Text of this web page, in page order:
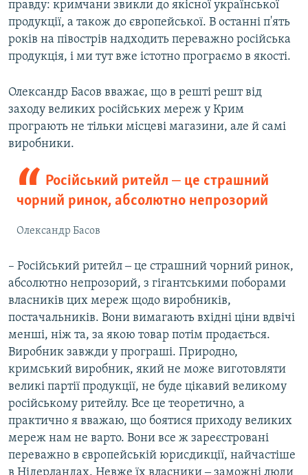
правду: кримчани звикли до якісної української
продукції, а також до європейської. В останні п'ять
років на півострів надходить переважно російська
продукція, і ми тут вже істотно програємо в якості.
Олександр Басов вважає, що в решті решт від
заходу великих російських мереж у Крим
програють не тільки місцеві магазини, але й самі
виробники.
Російський ритейл ‒ це страшний
чорний ринок, абсолютно непрозорий
Олександр Басов
– Російський ритейл ‒ це страшний чорний ринок,
абсолютно непрозорий, з гігантськими поборами
власників цих мереж щодо виробників,
постачальників. Вони вимагають вхідні ціни вдвічі
менші, ніж та, за якою товар потім продається.
Виробник завжди у програші. Природно,
кримський виробник, який не може виготовляти
великі партії продукції, не буде цікавий великому
російському ритейлу. Все це теоретично, а
практично я вважаю, що боятися приходу великих
мереж нам не варто. Вони все ж зареєстровані
переважно в європейській юрисдикції, найчастіше